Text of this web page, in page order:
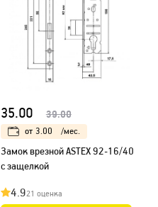
35.00 39.00
от 3.00 /мес.
Замок врезной ASTEX 92-16/40
с защелкой
4.921 оценка